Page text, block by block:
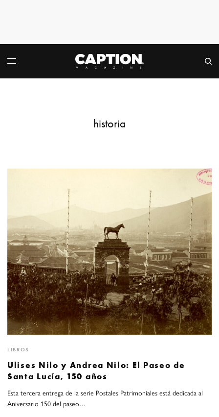
historia
LIBROS
Ulises Nilo y Andrea Nilo: El Paseo de
Santa Lucía, 150 años
Esta tercera entrega de la serie Postales Patrimoniales está dedicada al
Aniversario 150 del paseo…